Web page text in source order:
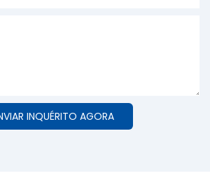
INQUÉRITO AGORA